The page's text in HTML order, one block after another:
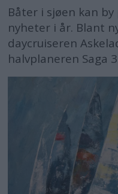
Båter i sjøen kan
nyheter i år. Blant
daycruiseren
halvplaneren Saga